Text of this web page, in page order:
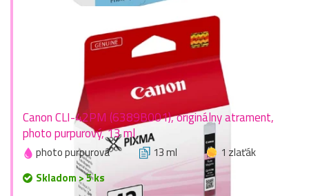
Canon CLI-42PM (6389B001), originálny atrament,
photo purpurový, 13 ml
photo purpurová 13 ml
1 zlaťák
Skladom > 5 ks